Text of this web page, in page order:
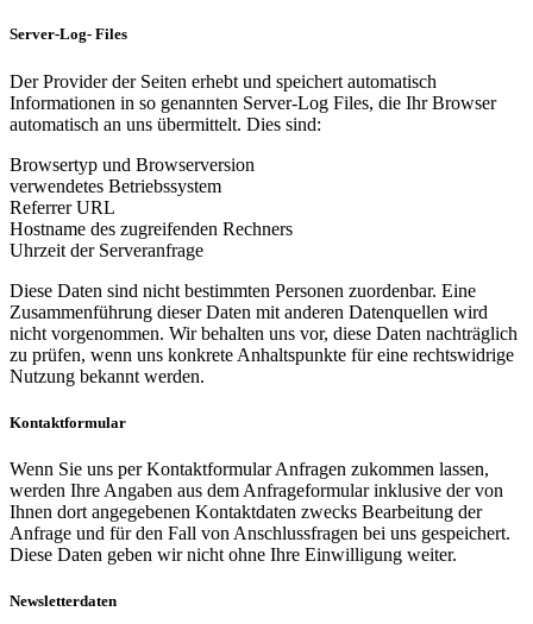
Server-Log- Files
Der Provider der Seiten erhebt und speichert automatisch
Informationen in so genannten Server-Log Files, die Ihr Browser
automatisch an uns übermittelt. Dies sind:
Browsertyp und Browserversion
verwendetes Betriebssystem
Referrer URL
Hostname des zugreifenden Rechners
Uhrzeit der Serveranfrage
Diese Daten sind nicht bestimmten Personen zuordenbar. Eine
Zusammenführung dieser Daten mit anderen Datenquellen wird
nicht vorgenommen. Wir behalten uns vor, diese Daten nachträglich
zu prüfen, wenn uns konkrete Anhaltspunkte für eine rechtswidrige
Nutzung bekannt werden.
Kontaktformular
Wenn Sie uns per Kontaktformular Anfragen zukommen lassen,
werden Ihre Angaben aus dem Anfrageformular inklusive der von
Ihnen dort angegebenen Kontaktdaten zwecks Bearbeitung der
Anfrage und für den Fall von Anschlussfragen bei uns gespeichert.
Diese Daten geben wir nicht ohne Ihre Einwilligung weiter.
Newsletterdaten